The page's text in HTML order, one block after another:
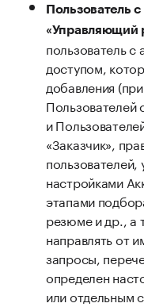
Пользователь
«Управляющий
пользователь
доступом,
добавления
Пользователей
и
«Заказчик»,
пользователей,
настройками
этапами
резюме и др., а
направлять от
запросы,
определен
или отдельным